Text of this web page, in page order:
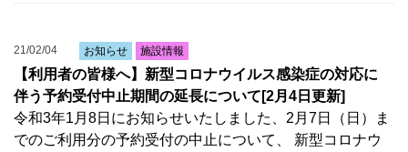
21/02/04 お知らせ 施設情報
【利用者の皆様へ】新型コロナウイルス感染症の対応に
伴う予約受付中止期間の延長について[2月4日更新]
令和3年1月8日にお知らせいたしました、2月7日（日）ま
でのご利用分の予約受付の中止について、 新型コロナウ